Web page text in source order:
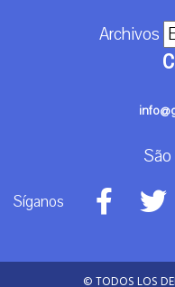
Archivos
Síganos
© TODOS LOS